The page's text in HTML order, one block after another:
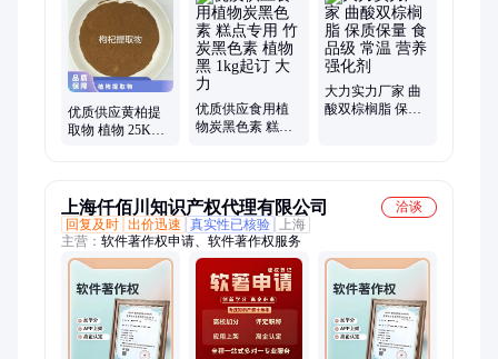
素、酪蛋白酸钠、普鲁兰多糖、乳酸链球菌素、食品级黄原胶
优质供应黄柏提
取物 植物 25KG/
优质供应食用植
物炭黑色素 糕点
大力实力厂家 曲
酸双棕榈脂 保质
上海仟佰川知识产权代理有限公司
洽谈
回复及时 出价迅速 真实性已核验
上海
主营： 软件著作权申请、软件著作权服务